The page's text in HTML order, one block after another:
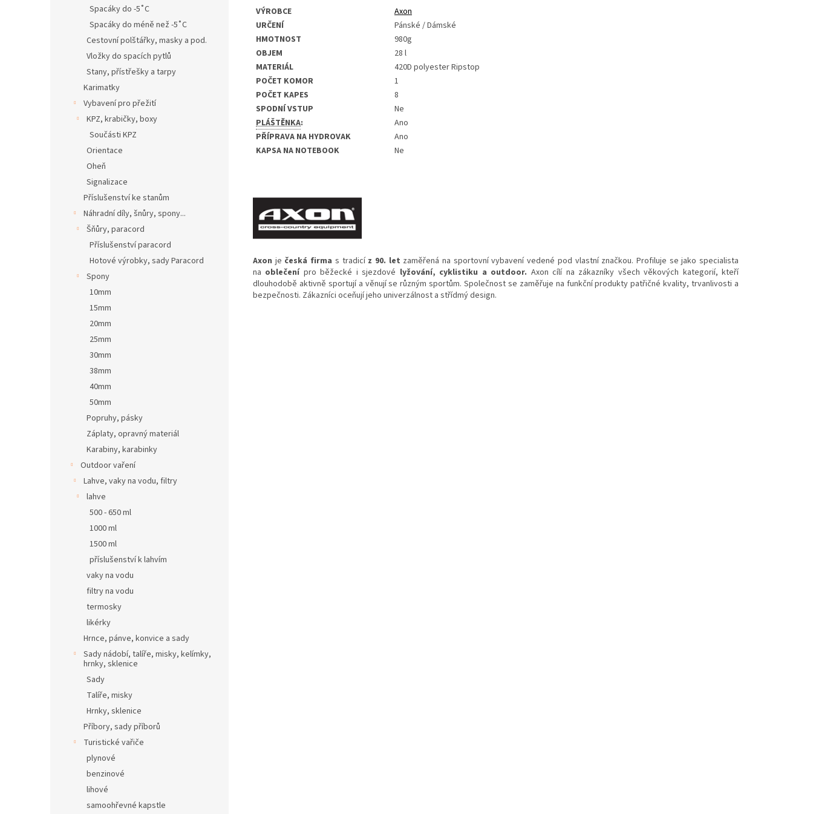
Spacáky do -5˚C
Spacáky do méně než -5˚C
Cestovní polštářky, masky a pod.
Vložky do spacích pytlů
Stany, přístřešky a tarpy
Karimatky
Vybavení pro přežití
KPZ, krabičky, boxy
Součásti KPZ
Orientace
Oheň
Signalizace
Příslušenství ke stanům
Náhradní díly, šnůry, spony...
Šňůry, paracord
Příslušenství paracord
Hotové výrobky, sady Paracord
Spony
10mm
15mm
20mm
25mm
30mm
38mm
40mm
50mm
Popruhy, pásky
Záplaty, opravný materiál
Karabiny, karabinky
Outdoor vaření
Lahve, vaky na vodu, filtry
lahve
500 - 650 ml
1000 ml
1500 ml
příslušenství k lahvím
vaky na vodu
filtry na vodu
termosky
likérky
Hrnce, pánve, konvice a sady
Sady nádobí, talíře, misky, kelímky,
hrnky, sklenice
Sady
Talíře, misky
Hrnky, sklenice
Příbory, sady příborů
Turistické vařiče
plynové
benzinové
lihové
samoohřevné kapstle
VÝROBCE
Axon
URČENÍ
Pánské / Dámské
HMOTNOST
980g
OBJEM
28 l
MATERIÁL
420D polyester Ripstop
POČET KOMOR
1
POČET KAPES
8
SPODNÍ VSTUP
Ne
PLÁŠTĚNKA:
Ano
PŘÍPRAVA NA HYDROVAK
Ano
KAPSA NA NOTEBOOK
Ne
Axon je česká firma s tradicí z 90. let zaměřená na sportovní vybavení vedené pod vlastní značkou. Profiluje se jako specialista
na oblečení pro běžecké i sjezdové lyžování, cyklistiku a outdoor. Axon cílí na zákazníky všech věkových kategorií, kteří
dlouhodobě aktivně sportují a věnují se různým sportům. Společnost se zaměřuje na funkční produkty patřičné kvality, trvanlivosti a
bezpečnosti. Zákazníci oceňují jeho univerzálnost a střídmý design.